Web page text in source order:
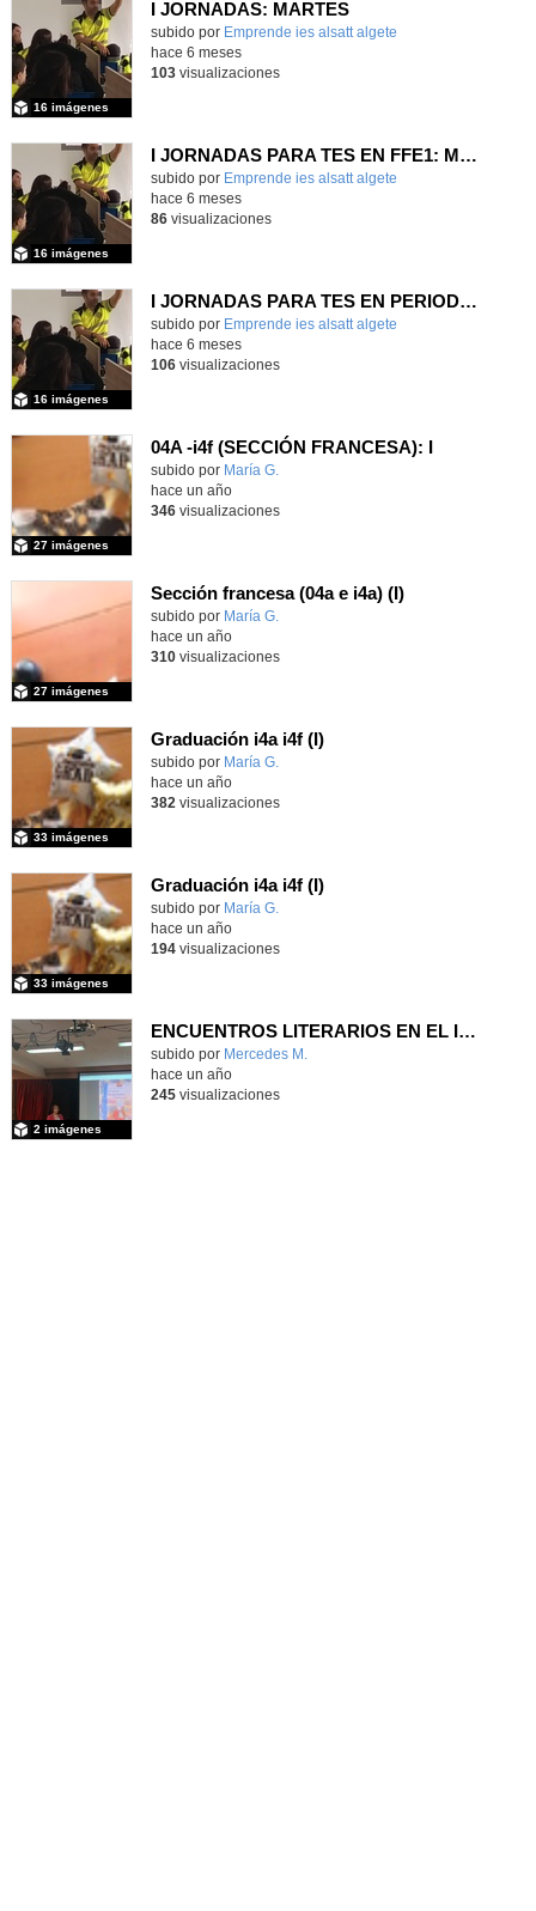
I JORNADAS: MARTES
subido por Emprende ies alsatt algete
16 imágenes
hace 6 meses
103visualizaciones
I JORNADAS PARA TES EN FFE1: MARTES
Contenido educativo.
subido por Emprende ies alsatt algete
16 imágenes
hace 6 meses
86visualizaciones
I JORNADAS PARA TES EN PERIODO FFE: MARTES
Contenido educativo.
subido por Emprende ies alsatt algete
16 imágenes
hace 6 meses
106visualizaciones
04A -i4f (SECCIÓN FRANCESA): I
subido por María G.
27 imágenes
hace un año
346visualizaciones
Sección francesa (04a e i4a) (I)
subido por María G.
27 imágenes
hace un año
310visualizaciones
Graduación i4a i4f (I)
Contenido educativo.
subido por María G.
33 imágenes
hace un año
382 visualizaciones
Graduación i4a i4f (I)
Contenido educativo.
subido por María G.
33 imágenes
hace un año
194visualizaciones
ENCUENTROS LITERARIOS EN EL IES ANTONIO DOMÍNGUEZ ORTIZ
subido por Mercedes M.
2 imágenes
hace un año
245visualizaciones